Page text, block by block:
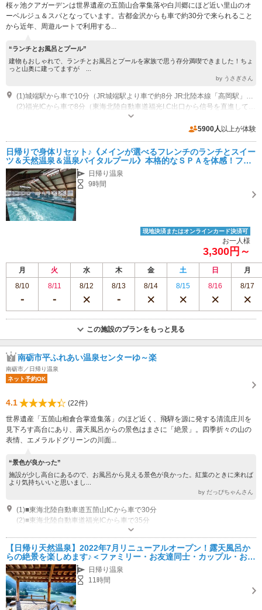
桜ヶ池クアガーデンは世界遺産の五箇山合掌集落や白川郷にほど近い里山のオ
ーベルジュ＆スパとなっています。古都金沢からも車で約30分で来られること
から近年、周遊ルートで利用する...
“ランチとお風呂とプール”
建物もおしゃれで、ランチとお風呂とプールを家族で思う存分満喫できました！ちょ
っと山奥に建ってますが ...
by うさぎさん
5900人 以上が体験
日帰りで身体リセット♪《メインが選べるフレンチのランチとスイー
ツ＆天然温泉＆温泉バイタルプール》本格的なＳＰＡを体感！ファ
ミリーからカップル・友人までみんな大満足♪
日帰り温泉
9時間
現地決済またはオンラインカード決済可
お一人様
3,300円～
月 火 水 木 金 土 日
月
8/10
8/11 8/12 8/13 8/14 8/15 8/16 8/17
この施設のプランをもっと見る
南砺市平ふれあい温泉センターゆ～楽
南砺市／日帰り温泉
ネット予約OK
4.1
(22件)
世界遺産「五箇山相倉合掌造集落」のほど近く、飛騨を源に発する清流庄川を
見下ろす高台にあり、露天風呂からの景色はまさに「絶景」。四季折々の山の
表情、エメラルドグリーンの川面...
“景色が良かった”
施設が少し高台にあるので、お風呂から見える景色が良かった。紅葉のときに来れば
より気持ちいいと思いまし...
by だっぴちゃんさん
(1)■東海北陸自動車道五箇山ICから車で30分
(2)■東海北陸自動車道福光ICから車で35分
営業：10:00～21:00 PM8:30まで入館 休館日：毎週木曜日 木曜日が祝日の
わせくださいませ
【日帰り天然温泉】2022年7月リニューアルオープン！露天風呂か
らの絶景を楽しめます♪＜ファミリー・お友達同士・カップル・おひ
とり様おすすめ♪＞
日帰り温泉
11時間